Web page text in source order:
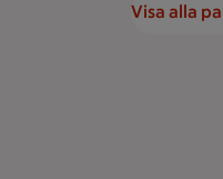
Visa alla